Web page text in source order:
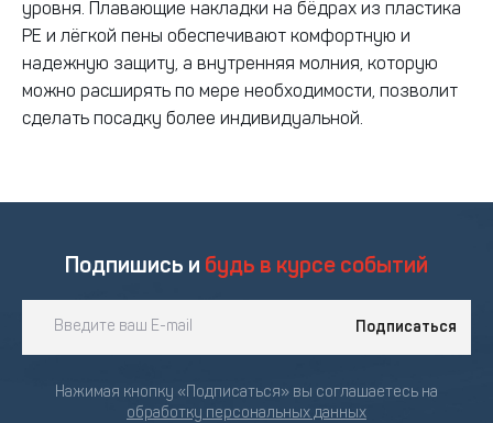
уровня. Плавающие накладки на бёдрах из пластика
PE и лёгкой пены обеспечивают комфортную и
надежную защиту, а внутренняя молния, которую
можно расширять по мере необходимости, позволит
сделать посадку более индивидуальной.
Подпишись и будь в курсе событий
Подписаться
Нажимая кнопку «Подписаться» вы соглашаетесь на
обработку персональных данных